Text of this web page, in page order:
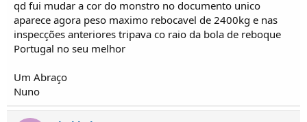
qd fui mudar a cor do monstro no documento unico
aparece agora peso maximo rebocavel de 2400kg e nas
inspecções anteriores tripava co raio da bola de reboque
Portugal no seu melhor
Um Abraço
Nuno